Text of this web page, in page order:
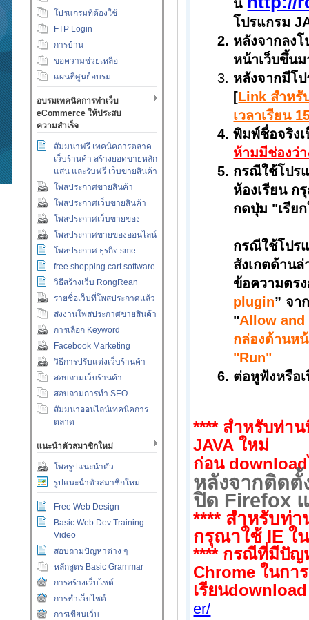
โปรแกรมที่ต้องใช้
FTP Login
การบ้าน
ขอความช่วยเหลือ
แผนที่ศูนย์อบรม
อบรมเทคนิคการทำเว็บ
eCommerce ให้ประสบ
ความสำเร็จ
สัมมนาฟรี เทคนิคการตลาด
เว็บร้านค้า สร้างยอดขายหลัก
แสน และรับฟรี เว็บขายสินค้า
โพสประกาศขายสินค้า
โพสประกาศเว็บขายสินค้า
โพสประกาศเว็บขายของ
โพสประกาศขายของออนไลน์
โพสประกาศ ธุรกิจ sme
free shopping cart software
วิธีสร้างเว็บ RongRean
รายชื่อเว็บที่โพสประกาศเเล้ว
ส่งงานโพสประกาศขายสินค้า
การเลือก Keyword
Facebook Marketing
วิธีการปรับแต่งเว็บร้านค้า
สอบถามเว็บร้านค้า
สอบถามการทำ SEO
สัมมนาออนไลน์เทคนิคการ
ตลาด
แนะนำตัวสมาชิกใหม่
โพสรูปแนะนำตัว
รูปแนะนำตัวสมาชิกใหม่
Free Web Design
Basic Web Dev Training
Video
สอบถามปัญหาต่าง ๆ
หลักสูตร Basic Grammar
การสร้างเว็บไซต์
การทำเว็บไชต์
การเขียนเว็บ
นี้
โปรแกรม
หลังจากลง
หน้าเว็บขึ้น
หลังจากมีโ
[Link สำหรั
เวลาเรียน
พิมพ์ชื่อจริง
ห้ามมีช่องว่
กรณีใช้โปร
ห้องเรียน ก
กดปุ่ม "เรีย
กรณีใช้โปร
สังเกตด้าน
ข้อความตรง
plugin” จา
"Allow and
กล่องด้านห
"Run"
ต่อหูฟังหรือเ
**** สำหรับท่า
JAVAใหม่
ก่อน download
หลังจากติด
ปิด Firefox
**** สำหรับท่
กรุณาใช้ IE ใ
**** กรณีที่มีปัญ
Chromeในกา
เรียน
er/